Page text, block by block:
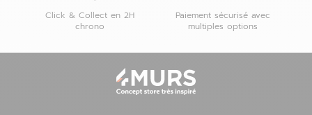
Click & Collect en 2H
chrono
Paiement sécurisé avec
multiples options